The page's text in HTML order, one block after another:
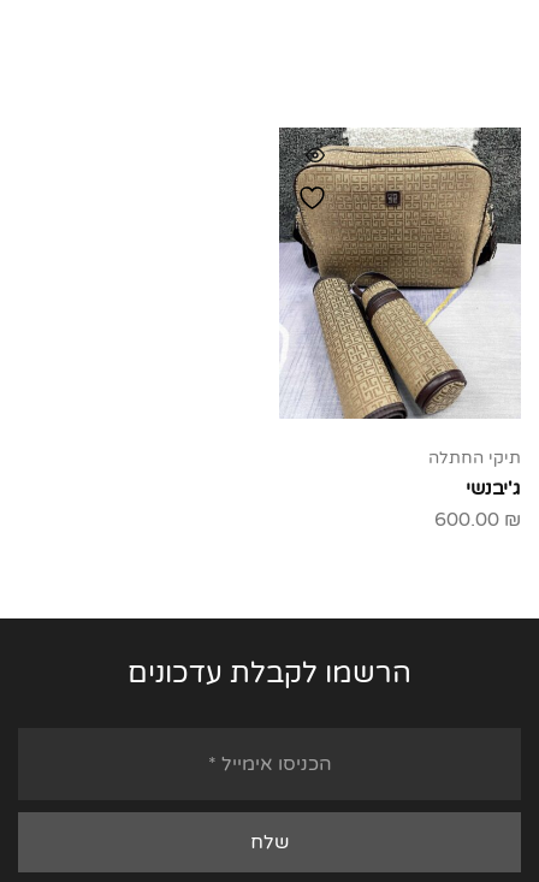
תיקי החתלה
ג'יבנשי
600.00 ₪
הרשמו לקבלת עדכונים